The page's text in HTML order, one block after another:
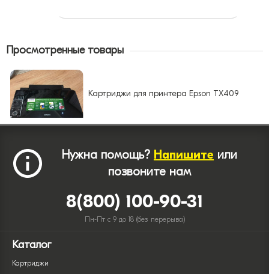
Просмотренные товары
Картриджи для принтера Epson TX409
Нужна помощь? Напишите или
позвоните нам
8(800) 100-90-31
Пн-Пт с 9 до 18 (без перерыва)
Каталог
Картриджи